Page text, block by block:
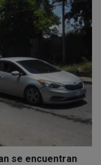
se encuentran